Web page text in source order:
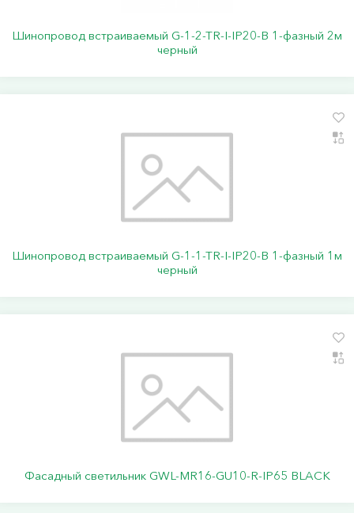
Шинопровод встраиваемый G-1-2-TR-I-IP20-B 1-фазный 2м
черный
Шинопровод встраиваемый G-1-1-TR-I-IP20-B 1-фазный 1м
черный
Фасадный светильник GWL-MR16-GU10-R-IP65 BLACK